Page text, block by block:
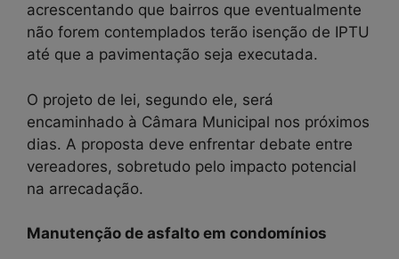
acrescentando que bairros que eventualmente
não forem contemplados terão isenção de IPTU
até que a pavimentação seja executada.
O projeto de lei, segundo ele, será
encaminhado à Câmara Municipal nos próximos
dias. A proposta deve enfrentar debate entre
vereadores, sobretudo pelo impacto potencial
na arrecadação.
Manutenção de asfalto em condomínios